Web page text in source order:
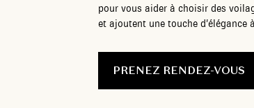
pour vous aider à choisir des
et ajoutent une touche d’élégance
PRENEZ RENDEZ-VOUS